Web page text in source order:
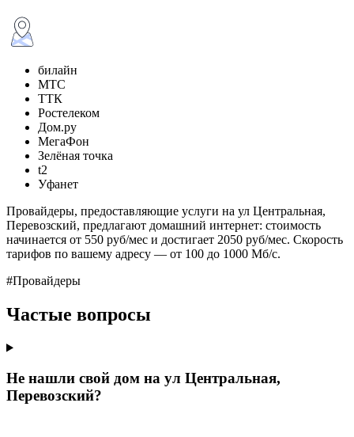
билайн
МТС
ТТК
Ростелеком
Дом.ру
МегаФон
Зелёная точка
t2
Уфанет
Провайдеры, предоставляющие услуги на ул Центральная,
Перевозский, предлагают домашний интернет: стоимость
начинается от 550 руб/мес и достигает 2050 руб/мес. Скорость
тарифов по вашему адресу — от 100 до 1000 Мб/с.
#Провайдеры
Частые вопросы
Не нашли свой дом на ул Центральная,
Перевозский?